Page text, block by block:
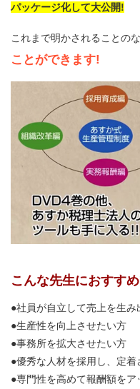
パッケージ化して大公開!
これまで明かされることの
ことができます!
こんな先生におすす
●社員が自立して売上を生
●生産性を向上させたい方
●事務所を拡大させたい方
●優秀な人材を採用し、定着
●専門性を高めて報酬額をア